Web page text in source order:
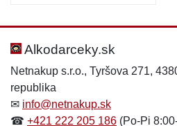
Alkodarceky.sk
Netnakup s.r.o., Tyršova 271,
republika
✉ info@netnakup.sk
☎ +421 222 205 186 (Po-Pi